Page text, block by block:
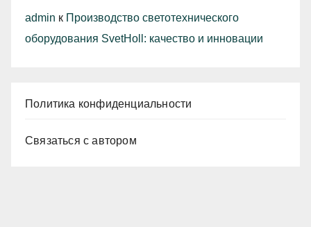
admin к Производство светотехнического
оборудования SvetHoll: качество и инновации
Политика конфиденциальности
Связаться с автором